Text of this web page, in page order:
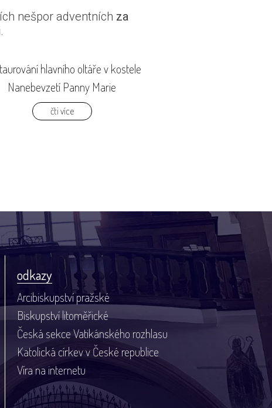
nešpor adventních za
hlavního oltáře v kostele
Nanebevzetí Panny Marie
čti více
odkazy
Arcibiskupství pražské
Biskupství litoměřické
Česká sekce Vatikánského rozhlasu
Katolická církev v České republice
Víra na internetu